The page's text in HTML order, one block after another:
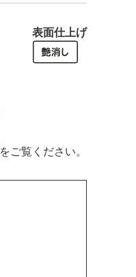
表面仕上げ
をご覧ください。